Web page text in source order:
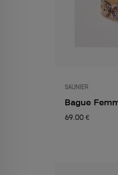
SAUNIER
Bague
69,00 €